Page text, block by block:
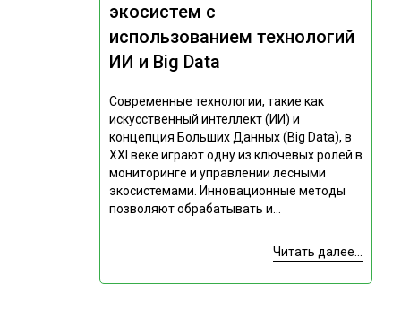
экосистем с
использованием технологий
ИИ и Big Data
Современные технологии, такие как
искусственный интеллект (ИИ) и
концепция Больших Данных (Big Data), в
XXI веке играют одну из ключевых ролей в
мониторинге и управлении лесными
экосистемами. Инновационные методы
позволяют обрабатывать и...
Читать далее...